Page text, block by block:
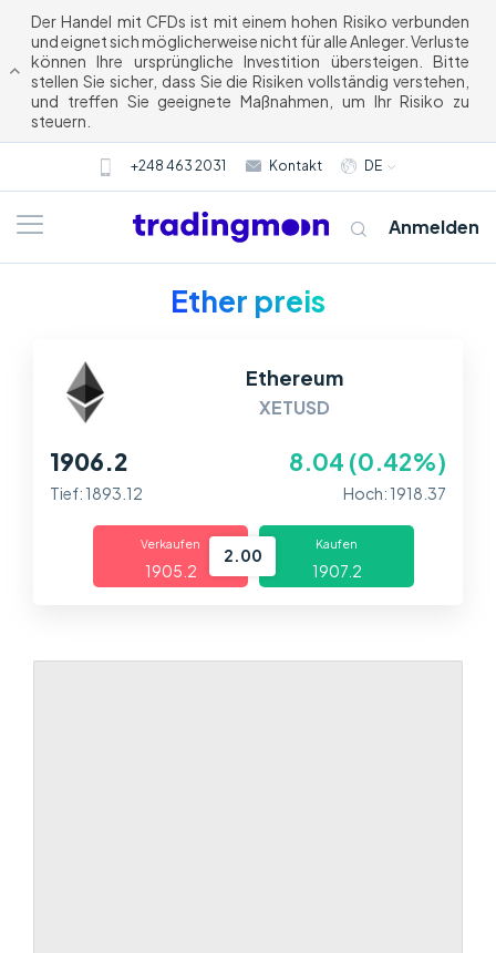
Der Handel mit CFDs ist mit einem hohen Risiko verbunden
und eignet sich möglicherweise nicht für alle Anleger. Verluste
können Ihre ursprüngliche Investition übersteigen. Bitte
stellen Sie sicher, dass Sie die Risiken vollständig verstehen,
und treffen Sie geeignete Maßnahmen, um Ihr Risiko zu
steuern.
+248 463 2031 Kontakt DE
Über uns
Anmelden
Ether preis
Ethereum
XETUSD
1906.18 8.02 (0.42%)
Tief: 1893.12 Hoch: 1918.37
Verkaufen
1905.18
2.00
Kaufen
1907.18